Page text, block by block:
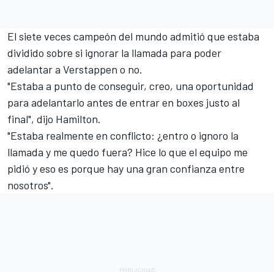
El siete veces campeón del mundo admitió que estaba
dividido sobre si ignorar la llamada para poder
adelantar a Verstappen o no.
"Estaba a punto de conseguir, creo, una oportunidad
para adelantarlo antes de entrar en boxes justo al
final", dijo Hamilton.
"Estaba realmente en conflicto: ¿entro o ignoro la
llamada y me quedo fuera? Hice lo que el equipo me
pidió y eso es porque hay una gran confianza entre
nosotros".